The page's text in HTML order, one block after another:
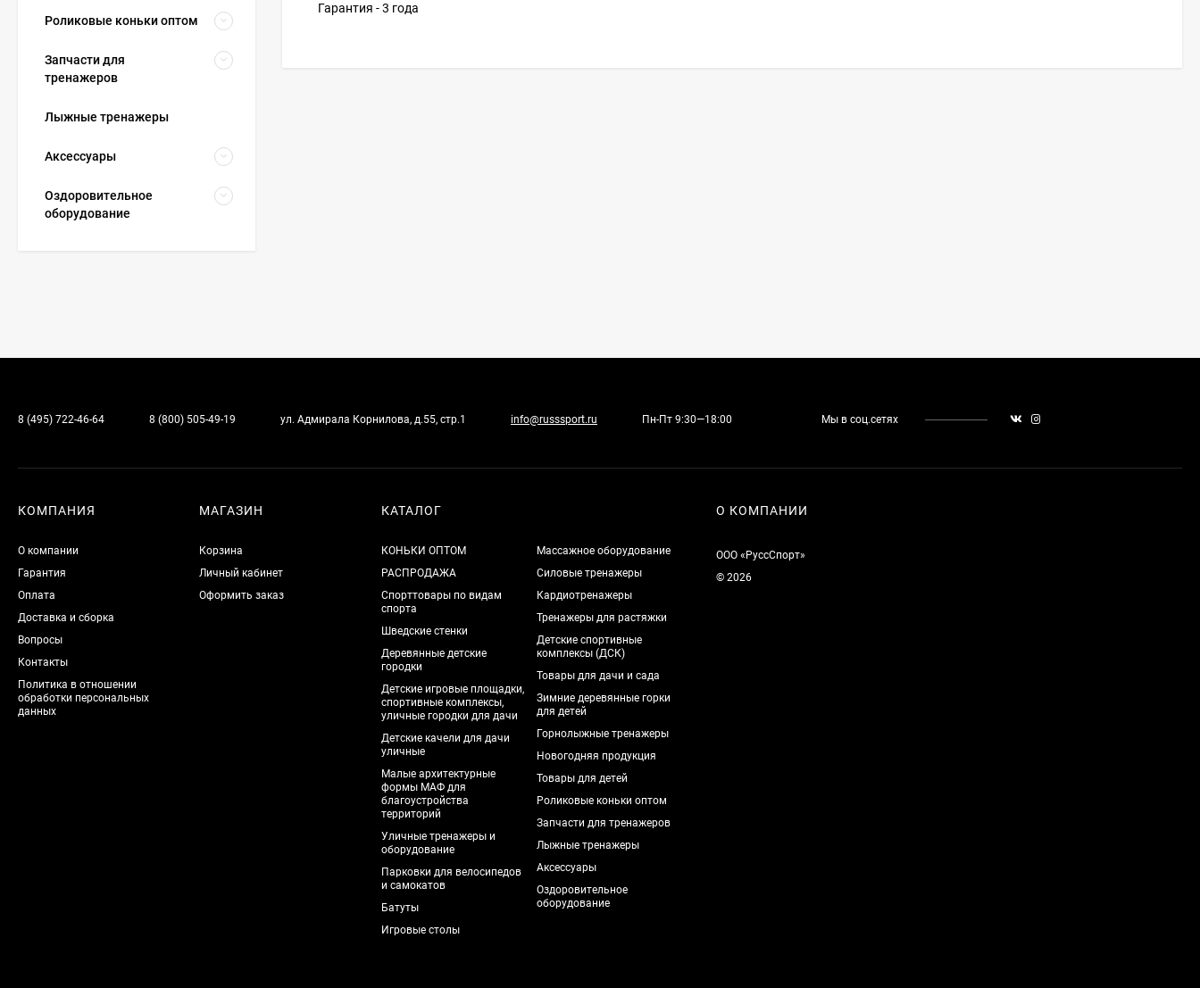
Гарантия - 3 года
Роликовые коньки оптом
Запчасти для
тренажеров
Лыжные тренажеры
Аксессуары
Оздоровительное
оборудование
8 (495) 722-46-64 8 (800) 505-49-19 ул. Адмирала Корнилова, д.55, стр.1 info@russsport.ru Пн-Пт 9:30—18:00 Мы в соц.сетях
КОМПАНИЯ
О компании
Гарантия
Оплата
Доставка и сборка
Вопросы
Контакты
Политика в отношении
обработки персональных
данных
МАГАЗИН
Корзина
Личный кабинет
Оформить заказ
КАТАЛОГ
КОНЬКИ ОПТОМ
РАСПРОДАЖА
Спорттовары по видам
спорта
Шведские стенки
Деревянные детские
городки
Детские игровые площадки,
спортивные комплексы,
уличные городки для дачи
Детские качели для дачи
уличные
Малые архитектурные
формы МАФ для
благоустройства
территорий
Уличные тренажеры и
оборудование
Парковки для велосипедов
и самокатов
Батуты
Игровые столы
Массажное оборудование
Силовые тренажеры
Кардиотренажеры
Тренажеры для растяжки
Детские спортивные
комплексы (ДСК)
Товары для дачи и сада
Зимние деревянные горки
для детей
Горнолыжные тренажеры
Новогодняя продукция
Товары для детей
Роликовые коньки оптом
Запчасти для тренажеров
Лыжные тренажеры
Аксессуары
Оздоровительное
оборудование
О КОМПАНИИ
ООО «РуссСпорт»
© 2026